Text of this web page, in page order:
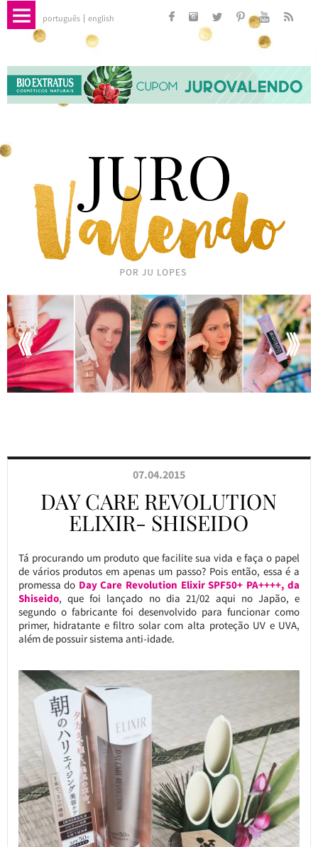
português english
07.04.2015
DAY CARE REVOLUTION
ELIXIR- SHISEIDO
Tá procurando um produto que facilite sua vida e faça o papel
de vários produtos em apenas um passo? Pois então, essa é a
promessa do Day Care Revolution Elixir SPF50+ PA++++, da
Shiseido, que foi lançado no dia 21/02 aqui no Japão, e
segundo o fabricante foi desenvolvido para funcionar como
primer, hidratante e filtro solar com alta proteção UV e UVA,
além de possuir sistema anti-idade.